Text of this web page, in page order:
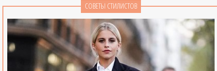
СОВЕТЫ СТИЛИСТОВ